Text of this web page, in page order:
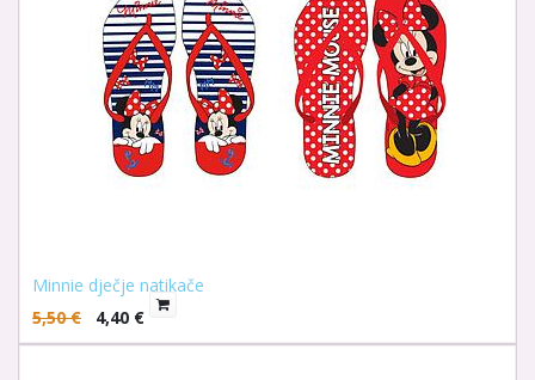
Minnie dječje natikače
5,50€ 4,40 €